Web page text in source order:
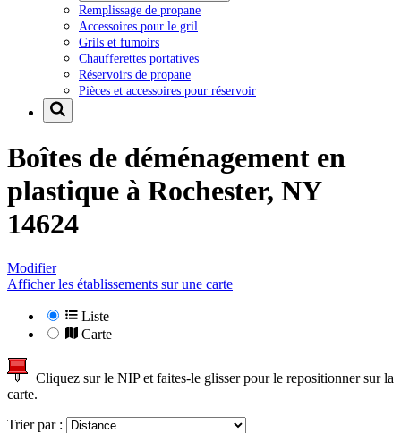
Remplissage de propane
Accessoires pour le gril
Grils et fumoirs
Chaufferettes portatives
Réservoirs de propane
Pièces et accessoires pour réservoir
Boîtes de déménagement en
plastique à Rochester, NY
14624
Modifier
Afficher les établissements sur une carte
Liste
Carte
Cliquez sur le NIP et faites-le glisser pour le repositionner sur la
carte.
Trier par :